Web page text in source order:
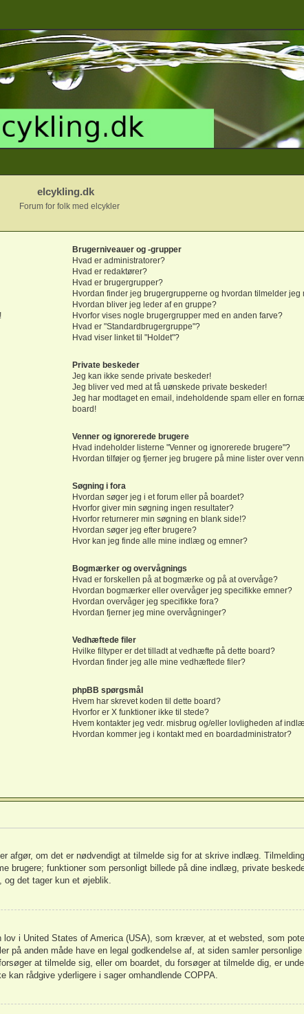
elcykling.dk
Forum for folk med elcykler
Brugerniveauer og -grupper
Hvad er administratorer?
Hvad er redaktører?
Hvad er brugergrupper?
Hvordan finder jeg brugergrupperne og hvordan tilmelder jeg
Hvordan bliver jeg leder af en gruppe?
Hvorfor vises nogle brugergrupper med en anden farve?
Hvad er "Standardbrugergruppe"?
Hvad viser linket til "Holdet"?
Private beskeder
Jeg kan ikke sende private beskeder!
Jeg bliver ved med at få uønskede private beskeder!
Jeg har modtaget en email, indeholdende spam eller en
board!
Venner og ignorerede brugere
Hvad indeholder listerne "Venner og ignorerede brugere"?
Hvordan tilføjer og fjerner jeg brugere på mine lister over
Søgning i fora
Hvordan søger jeg i et forum eller på boardet?
Hvorfor giver min søgning ingen resultater?
Hvorfor returnerer min søgning en blank side!?
Hvordan søger jeg efter brugere?
Hvor kan jeg finde alle mine indlæg og emner?
Bogmærker og overvågnings
Hvad er forskellen på at bogmærke og på at overvåge?
Hvordan bogmærker eller overvåger jeg specifikke emner?
Hvordan overvåger jeg specifikke fora?
Hvordan fjerner jeg mine overvågninger?
Vedhæftede filer
Hvilke filtyper er det tilladt at vedhæfte på dette board?
Hvordan finder jeg alle mine vedhæftede filer?
phpBB spørgsmål
Hvem har skrevet koden til dette board?
Hvorfor er X funktioner ikke til stede?
Hvem kontakter jeg vedr. misbrug og/eller lovligheden af
Hvordan kommer jeg i kontakt med en boardadministrator?
afgør, om det er nødvendigt at tilmelde sig for at skrive indlæg.
brugere; funktioner som personligt billede på dine indlæg, private
og det tager kun et øjeblik.
i United States of America (USA), som kræver, at et websted, som
anden måde have en legal godkendelse af, at siden samler personlige
at tilmelde sig, eller om boardet, du forsøger at tilmelde dig, er
rådgive yderligere i sager omhandlende COPPA.